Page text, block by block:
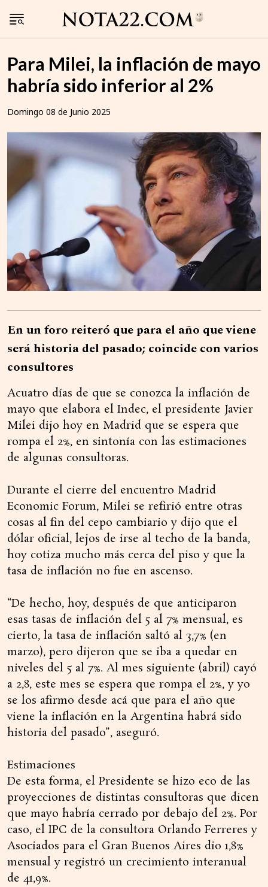
Para Milei, la inflación de mayo
habría sido inferior al 2%
Domingo 08 de Junio 2025
En un foro reiteró que para el año que viene
será historia del pasado; coincide con varios
consultores
Acuatro días de que se conozca la inflación de
mayo que elabora el Indec, el presidente Javier
Milei dijo hoy en Madrid que se espera que
rompa el 2%, en sintonía con las estimaciones
de algunas consultoras.
Durante el cierre del encuentro Madrid
Economic Forum, Milei se refirió entre otras
cosas al fin del cepo cambiario y dijo que el
dólar oficial, lejos de irse al techo de la banda,
hoy cotiza mucho más cerca del piso y que la
tasa de inflación no fue en ascenso.
“De hecho, hoy, después de que anticiparon
esas tasas de inflación del 5 al 7% mensual, es
cierto, la tasa de inflación saltó al 3,7% (en
marzo), pero dijeron que se iba a quedar en
niveles del 5 al 7%. Al mes siguiente (abril) cayó
a 2,8, este mes se espera que rompa el 2%, y yo
se los afirmo desde acá que para el año que
viene la inflación en la Argentina habrá sido
historia del pasado”, aseguró.
Estimaciones
De esta forma, el Presidente se hizo eco de las
proyecciones de distintas consultoras que dicen
que mayo habría cerrado por debajo del 2%. Por
caso, el IPC de la consultora Orlando Ferreres y
Asociados para el Gran Buenos Aires dio 1,8%
mensual y registró un crecimiento interanual
de 41,9%.